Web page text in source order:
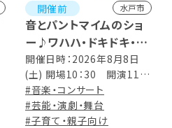
開催前 水戸市
音とパントマイムのショ
ー♪ワハハ・ドキドキ・オ
ォー!!
開催日時：2026年8月8日
(土) 開場10：30 開演11：
00 上演時間 ：約50分
#音楽・コンサート
#芸能・演劇・舞台
#子育て・親子向け